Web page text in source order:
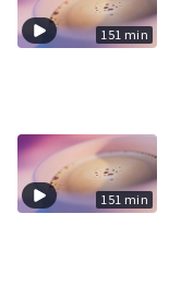
151 min
151 min